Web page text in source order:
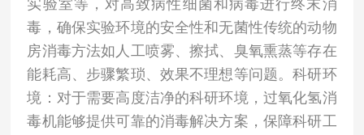
实验室等，对高致病性细菌和病毒进行终末消
毒，确保实验环境的安全性和无菌性传统的动物
房消毒方法如人工喷雾、擦拭、臭氧熏蒸等存在
能耗高、步骤繁琐、效果不理想等问题。科研环
境：对于需要高度洁净的科研环境，过氧化氢消
毒机能够提供可靠的消毒解决方案，保障科研工